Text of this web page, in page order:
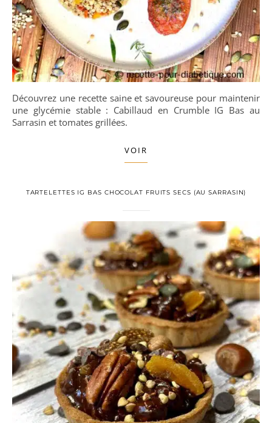
Découvrez une recette saine et savoureuse pour maintenir
une glycémie stable : Cabillaud en Crumble IG Bas au
Sarrasin et tomates grillées.
VOIR
TARTELETTES IG BAS CHOCOLAT FRUITS SECS (AU SARRASIN)